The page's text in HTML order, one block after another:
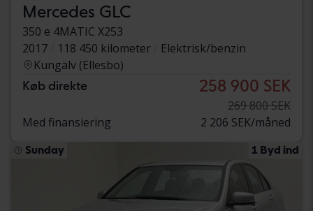
Mercedes GLC
350 e 4MATIC X253
2017
118 450 kilometer
Elektrisk/benzin
Kungälv (Ellesbo)
Køb direkte 258 900 SEK
269 800 SEK
Med finansiering
2 206 SEK/måned
Sunday 1 Byd ind